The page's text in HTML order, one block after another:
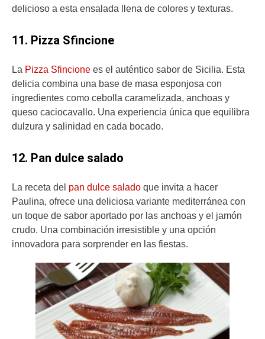
delicioso a esta ensalada llena de colores y texturas.
11. Pizza Sfincione
La Pizza Sfincione es el auténtico sabor de Sicilia. Esta
delicia combina una base de masa esponjosa con
ingredientes como cebolla caramelizada, anchoas y
queso caciocavallo. Una experiencia única que equilibra
dulzura y salinidad en cada bocado.
12. Pan dulce salado
La receta del pan dulce salado que invita a hacer
Paulina, ofrece una deliciosa variante mediterránea con
un toque de sabor aportado por las anchoas y el jamón
crudo. Una combinación irresistible y una opción
innovadora para sorprender en las fiestas.